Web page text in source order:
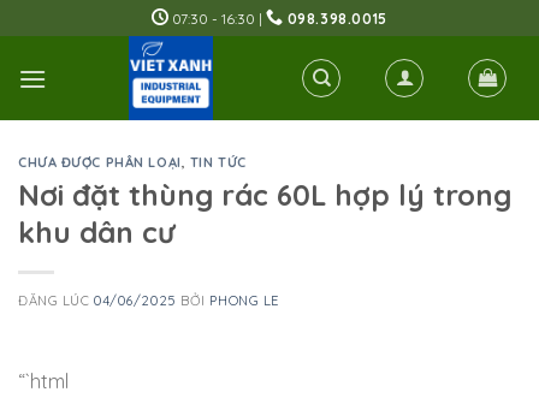
to
content
07:30 - 16:30 | 098.398.0015
CHƯA ĐƯỢC PHÂN LOẠI, TIN TỨC
Nơi đặt thùng rác 60L hợp lý trong
khu dân cư
ĐĂNG LÚC04/06/2025 BỞI PHONG LE
“`html